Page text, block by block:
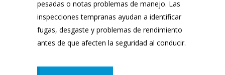
pesadas o notas problemas de manejo. Las
inspecciones tempranas ayudan a identificar
fugas, desgaste y problemas de rendimiento
antes de que afecten la seguridad al conducir.